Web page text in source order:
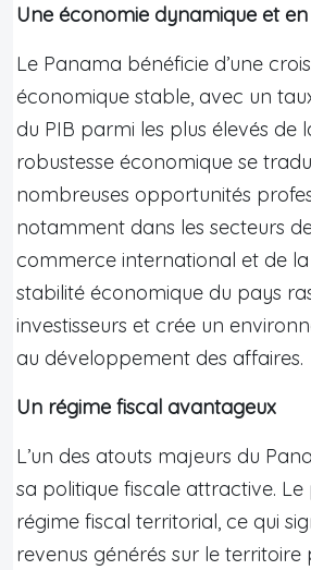
Une économie dynamique et
Le Panama bénéficie d’une
économique stable, avec un
du PIB parmi les plus élevés de
robustesse économique se
nombreuses opportunités
notamment dans les secteurs
commerce international et de la
stabilité économique du pays
investisseurs et crée un
au développement des affaires.
Un régime fiscal avantageux
L’un des atouts majeurs du
sa politique fiscale attractive.
régime fiscal territorial, ce qui
revenus générés sur le